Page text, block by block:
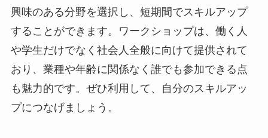
興味のある分野を選択し、短期間でスキルアップ
することができます。ワークショップは、働く人
や学生だけでなく社会人全般に向けて提供されて
おり、業種や年齢に関係なく誰でも参加できる点
も魅力的です。ぜひ利用して、自分のスキルアッ
プにつなげましょう。